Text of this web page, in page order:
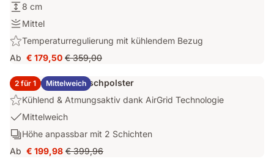
Höhe:
8
cm
8 cm
Festigkeit:
Mittel
Mittel
Highlight:
Temperaturregulierung
mit
kühlendem
Bezug
Temperaturregulierung mit kühlendem Bezug
Ab
Preis
€ 179,50
€ 179,50 Ursprünglicher
Preis
€ 359,00
€ 359,00
2 für 1 Mittelweich
2x Emma Elite Flauschpolster
Highlight:
Kühlend
&
Atmungsaktiv
dank
Kühlend & Atmungsaktiv dank AirGrid Technologie
USP
1:
Mittelweich
Mittelweich
Schichten:
Höhe
anpassbar
Höhe anpassbar mit 2 Schichten
Ab
Preis
€ 199,98 Ursprünglicher
€ 399,96